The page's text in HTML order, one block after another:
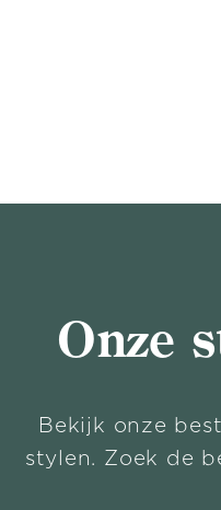
Onze
Bekijk onze
stylen. Zoek de